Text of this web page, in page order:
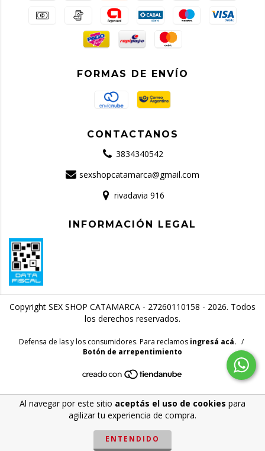
Al navegar por este sitio aceptás el uso de cookies para
agilizar tu experiencia de compra.
ENTENDIDO
FORMAS DE ENVÍO
CONTACTANOS
3834340542
sexshopcatamarca@gmail.com
rivadavia 916
INFORMACIÓN LEGAL
Copyright SEX SHOP CATAMARCA - 27260110158 - 2026. Todos
los derechos reservados.
Defensa de las y los consumidores. Para reclamos ingresá acá. /
Botón de arrepentimiento